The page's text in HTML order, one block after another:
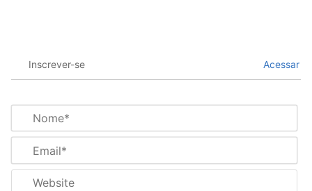
Inscrever-se Acessar
m
*a